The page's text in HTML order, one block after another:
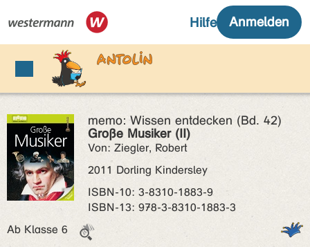
memo: Wissen entdecken (Bd. 42)
Große Musiker (II)
Von: Ziegler, Robert
2011 Dorling Kindersley
ISBN‑10: 3-8310-1883-9
ISBN‑13: 978-3-8310-1883-3
Ab Klasse 6